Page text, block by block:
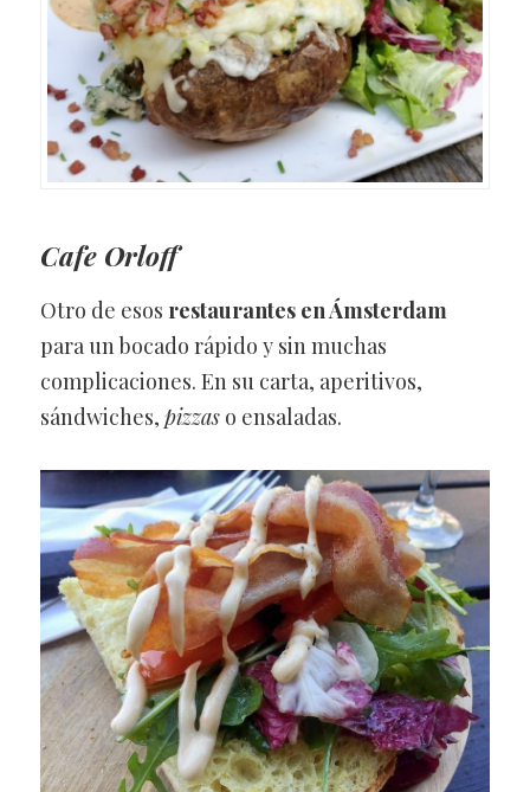
Cafe Orloff
Otro de esos restaurantes en Ámsterdam
para un bocado rápido y sin muchas
complicaciones. En su carta, aperitivos,
sándwiches, pizzaso ensaladas.